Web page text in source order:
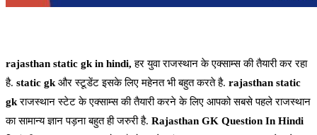
rajasthan static gk in hindi, हर युवा राजस्थान के एक्साम्स की तैयारी कर रहा
है. static gk और स्टूडेंट इसके लिए महेनत भी बहुत करते है. rajasthan static
gkराजस्थान स्टेट के एक्साम्स की तैयारी करने के लिए आपको सबसे पहले राजस्थान
का सामान्य ज्ञान पड़ना बहुत ही जरुरी है. Rajasthan GK Question In Hindi